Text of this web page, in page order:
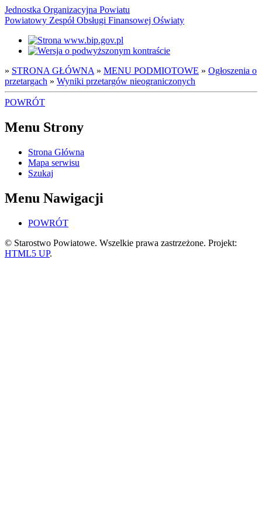
Jednostka Organizacyjna Powiatu
Powiatowy Zespół Obsługi Finansowej Oświaty
» STRONA GŁÓWNA » MENU PODMIOTOWE » Ogłoszenia o
przetargach » Wyniki przetargów nieograniczonych
POWRÓT
Menu Strony
Strona Główna
Mapa serwisu
Szukaj
Menu Nawigacji
POWRÓT
© Starostwo Powiatowe. Wszelkie prawa zastrzeżone. Projekt:
HTML5 UP.